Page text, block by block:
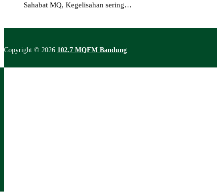
Sahabat MQ, Kegelisahan sering…
Copyright © 2026 102.7 MQFM Bandung